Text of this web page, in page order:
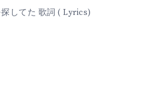
してた 歌詞 ( Lyrics)